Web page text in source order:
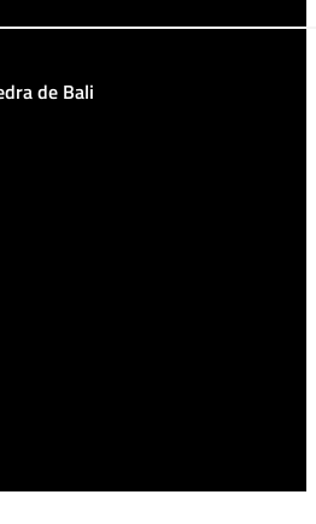
de Bali